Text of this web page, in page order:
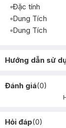
Đặc tính
Dung Tích
Dung Tích
Hướng dẫn sử
Đánh giá(0)
Hỏi đáp(0)